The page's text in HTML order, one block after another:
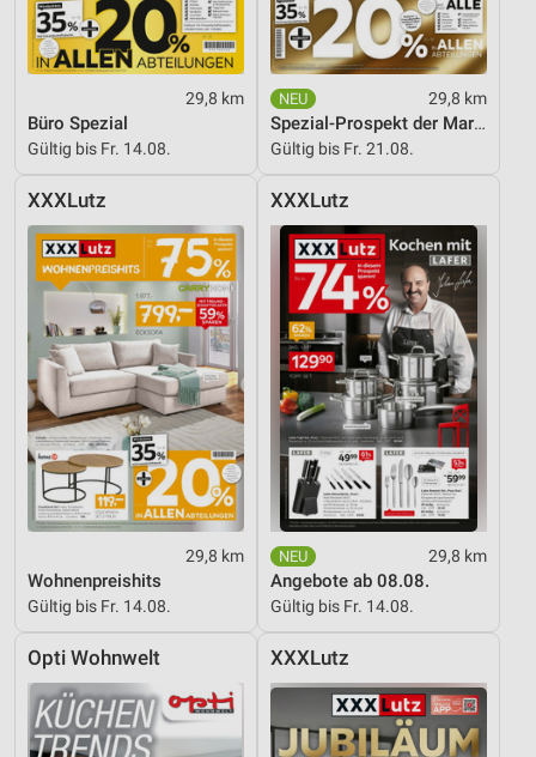
29,8 km
Büro Spezial
Gültig bis Fr. 14.08.
29,8 km
Spezial-Prospekt der Marken
Gültig bis Fr. 21.08.
XXXLutz
29,8 km
Wohnenpreishits
Gültig bis Fr. 14.08.
XXXLutz
29,8 km
Angebote ab 08.08.
Gültig bis Fr. 14.08.
Opti Wohnwelt XXXLutz